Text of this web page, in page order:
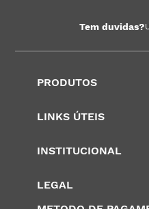
Tem duvidas?
PRODUTOS
LINKS ÚTEIS
INSTITUCIONAL
LEGAL